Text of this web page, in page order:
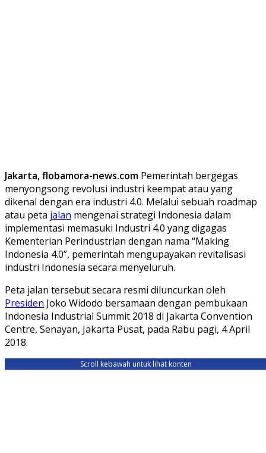
Jakarta, flobamora-news.com Pemerintah bergegas
menyongsong revolusi industri keempat atau yang
dikenal dengan era industri 4.0. Melalui sebuah roadmap
atau peta jalan mengenai strategi Indonesia dalam
implementasi memasuki Industri 4.0 yang digagas
Kementerian Perindustrian dengan nama “Making
Indonesia 4.0”, pemerintah mengupayakan revitalisasi
industri Indonesia secara menyeluruh.
Peta jalan tersebut secara resmi diluncurkan oleh
Presiden Joko Widodo bersamaan dengan pembukaan
Indonesia Industrial Summit 2018 di Jakarta Convention
Centre, Senayan, Jakarta Pusat, pada Rabu pagi, 4 April
2018.
Scroll kebawah untuk lihat konten